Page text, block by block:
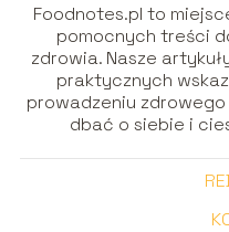
Foodnotes.pl to
pomocnych treści
zdrowia. Nasze
praktycznych
prowadzeniu zdrowego
dbać o siebie i